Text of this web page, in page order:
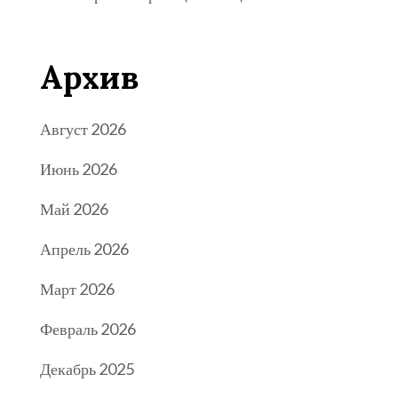
Архив
Август 2026
Июнь 2026
Май 2026
Апрель 2026
Март 2026
Февраль 2026
Декабрь 2025